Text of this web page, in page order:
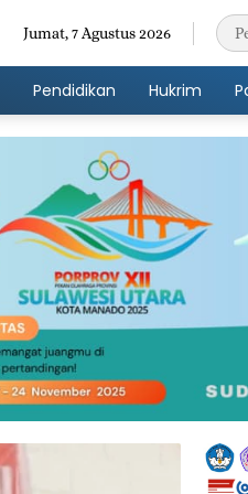
Jumat, 7 Agustus 2026
Pendidikan Hukrim